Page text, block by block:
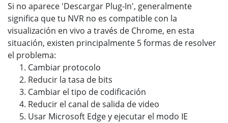
Si no aparece 'Descargar Plug-In', generalmente
significa que tu NVR no es compatible con la
visualización en vivo a través de Chrome, en esta
situación, existen principalmente 5 formas de resolver
el problema:
Cambiar protocolo
Reducir la tasa de bits
Cambiar el tipo de codificación
Reducir el canal de salida de video
Usar Microsoft Edge y ejecutar el modo IE